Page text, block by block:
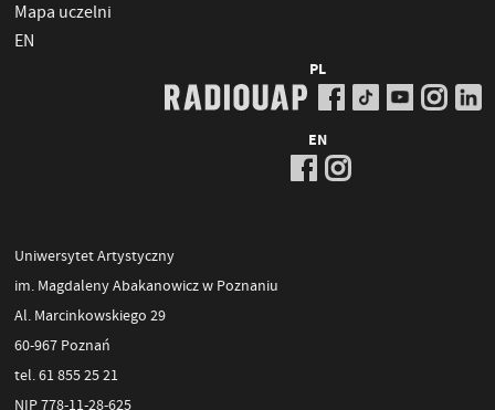
Mapa uczelni
EN
PL
EN
Uniwersytet Artystyczny
im. Magdaleny Abakanowicz w Poznaniu
Al. Marcinkowskiego 29
60-967 Poznań
tel. 61 855 25 21
NIP 778-11-28-625